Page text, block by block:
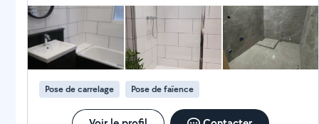
professionnel Respect des délais Sérieux et fiable Je
réalise un travail solide et esthétique. N'hésitez pas à
me contacter pour plus d'informations ou un devis.
Disponible 24h/24 = 7j/7
Pose de carrelage Pose de faïence